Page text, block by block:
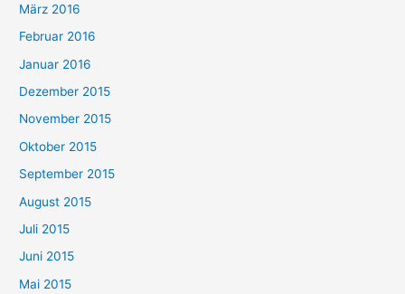
März 2016
Februar 2016
Januar 2016
Dezember 2015
November 2015
Oktober 2015
September 2015
August 2015
Juli 2015
Juni 2015
Mai 2015